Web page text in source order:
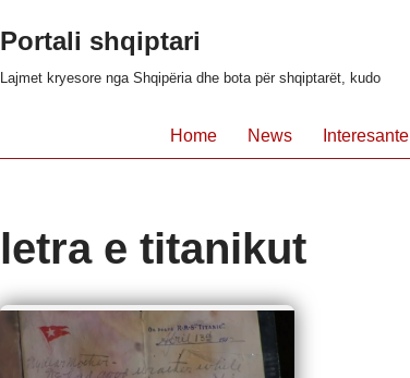
Portali shqiptari
Lajmet kryesore nga Shqipëria dhe bota për shqiptarët, kudo
Home News Interesante
letra e titanikut